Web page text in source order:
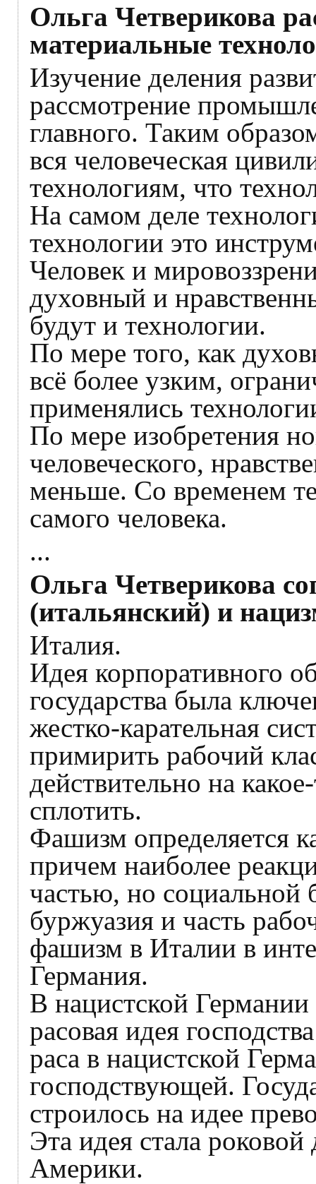
Ольга Четверикова
материальные
Изучение деления
рассмотрение
главного. Таким
вся человеческая
технологиям, что
На самом деле
технологии это
Человек и
духовный и
будут и технологии.
По мере того, как
всё более узким,
применялись
По мере изобретения
человеческого,
меньше. Со временем
самого человека.
...
Ольга Четверикова
(итальянский) и
Италия.
Идея корпоративного
государства была
жестко-карательная
примирить рабочий
действительно на
сплотить.
Фашизм определяется
причем наиболее
частью, но социальной
буржуазия и часть
фашизм в Италии в
Германия.
В нацистской
расовая идея
раса в нацистской
господствующей.
строилось на идее
Эта идея стала
Америки.